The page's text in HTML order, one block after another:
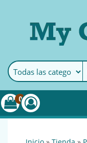
MyGoods
0